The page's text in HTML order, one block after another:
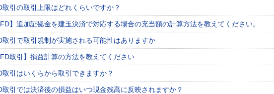
取引の取引上限はどれくらいですか？
】追加証拠金を建玉決済で対応する場合の充当額の計算方法を教えてください。
取引で取引規制が実施される可能性はありますか
取引】損益計算の方法を教えてください
取引はいくらから取引できますか？
取引では決済後の損益はいつ現金残高に反映されますか？